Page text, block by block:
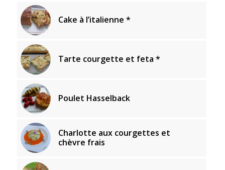
Cake à l’italienne *
Tarte courgette et feta *
Poulet Hasselback
Charlotte aux courgettes et
chèvre frais